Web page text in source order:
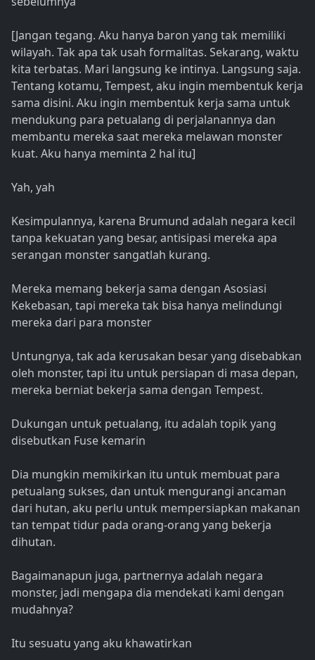
[Jangan tegang. Aku hanya baron yang tak memiliki
wilayah. Tak apa tak usah formalitas. Sekarang, waktu
kita terbatas. Mari langsung ke intinya. Langsung saja.
Tentang kotamu, Tempest, aku ingin membentuk kerja
sama disini. Aku ingin membentuk kerja sama untuk
mendukung para petualang di perjalanannya dan
membantu mereka saat mereka melawan monster
kuat. Aku hanya meminta 2 hal itu]
Yah, yah
Kesimpulannya, karena Brumund adalah negara kecil
tanpa kekuatan yang besar, antisipasi mereka apa
serangan monster sangatlah kurang.
Mereka memang bekerja sama dengan Asosiasi
Kekebasan, tapi mereka tak bisa hanya melindungi
mereka dari para monster
Untungnya, tak ada kerusakan besar yang disebabkan
oleh monster, tapi itu untuk persiapan di masa depan,
mereka berniat bekerja sama dengan Tempest.
Dukungan untuk petualang, itu adalah topik yang
disebutkan Fuse kemarin
Dia mungkin memikirkan itu untuk membuat para
petualang sukses, dan untuk mengurangi ancaman
dari hutan, aku perlu untuk mempersiapkan makanan
tan tempat tidur pada orang-orang yang bekerja
dihutan.
Bagaimanapun juga, partnernya adalah negara
monster, jadi mengapa dia mendekati kami dengan
mudahnya?
Itu sesuatu yang aku khawatirkan